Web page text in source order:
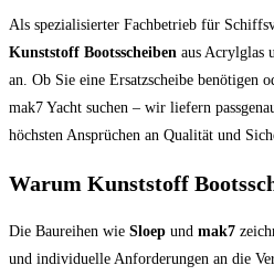
Als spezialisierter Fachbetrieb für
Kunststoff Bootsscheiben aus Acrylglas
an. Ob Sie eine Ersatzscheibe benötigen
mak7 Yacht suchen – wir liefern
höchsten Ansprüchen an Qualität und
Warum Kunststoff
Die Baureihen wie Sloep und mak7
und individuelle Anforderungen an die